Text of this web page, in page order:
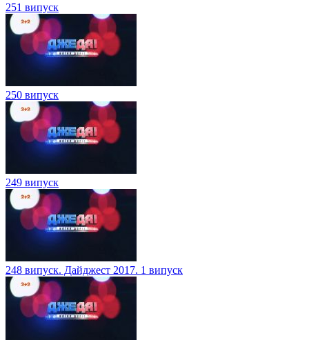
251 випуск
250 випуск
249 випуск
248 випуск. Дайджест 2017. 1 випуск